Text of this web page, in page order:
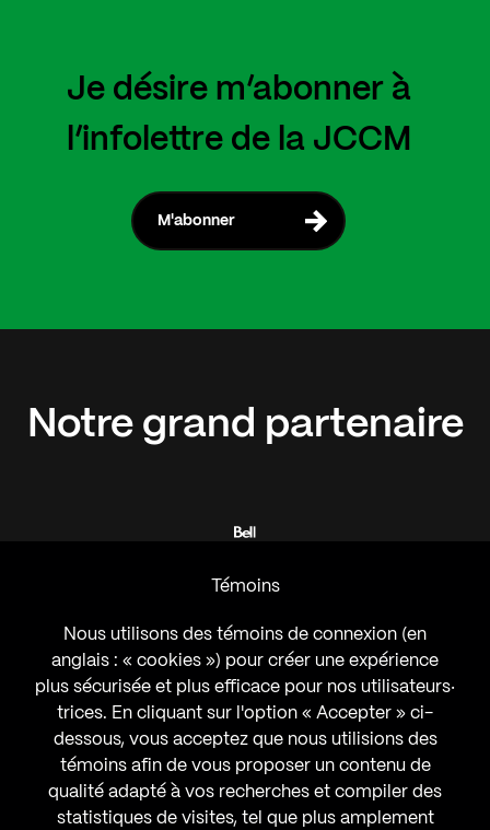
Je désire m’abonner à
l’infolettre de la JCCM
M'abonner
Notre grand partenaire
Témoins
Nous utilisons des témoins de connexion (en
anglais : « cookies ») pour créer une expérience
plus sécurisée et plus efficace pour nos utilisateurs‧
trices. En cliquant sur l'option « Accepter » ci-
dessous, vous acceptez que nous utilisions des
témoins afin de vous proposer un contenu de
qualité adapté à vos recherches et compiler des
statistiques de visites, tel que plus amplement